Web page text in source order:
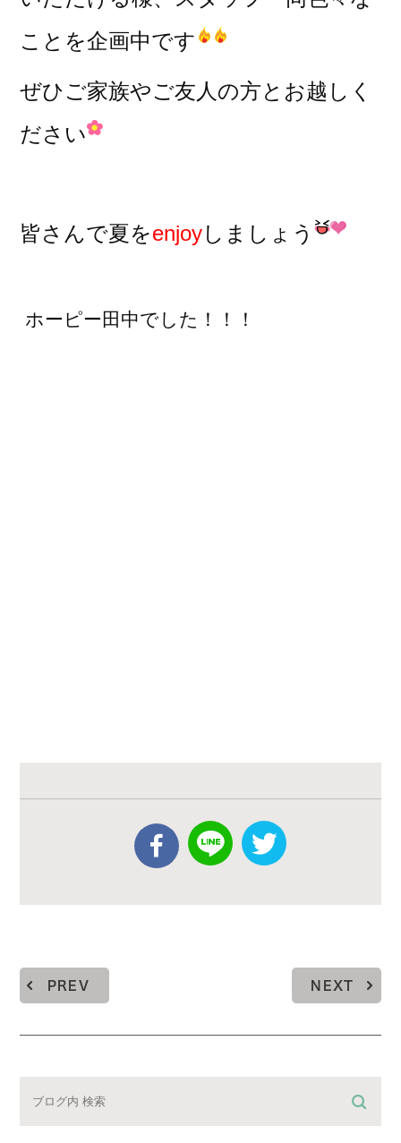
ことを企画中です
ぜひご家族やご友人の方とお越しく
ださい
皆さんで夏をenjoyしましょう
ホーピー田中でした！！！
PREV NEXT